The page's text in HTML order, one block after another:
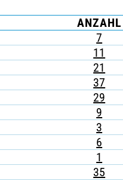
ANZAHL
7
11
21
37
29
9
3
6
1
35